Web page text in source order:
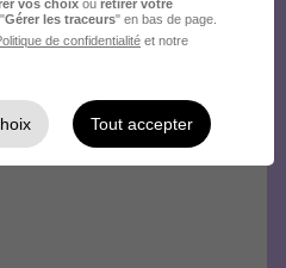
vos choix ou retirer votre
Gérer les traceurs" en bas de page.
de confidentialité et notre
Tout accepter